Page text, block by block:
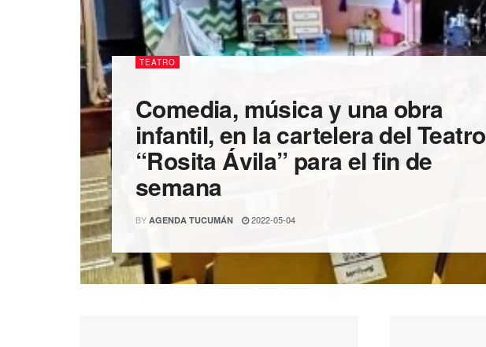
TEATRO
Comedia, música y una obra
infantil, en la cartelera del Teatro
“Rosita Ávila” para el fin de
semana
BY AGENDA TUCUMÁN 2022-05-04